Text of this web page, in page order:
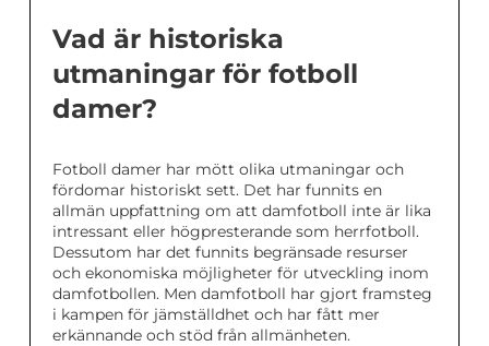
Vad är historiska
utmaningar för fotboll
damer?
Fotboll damer har mött olika utmaningar och
fördomar historiskt sett. Det har funnits en
allmän uppfattning om att damfotboll inte är lika
intressant eller högpresterande som herrfotboll.
Dessutom har det funnits begränsade resurser
och ekonomiska möjligheter för utveckling inom
damfotbollen. Men damfotboll har gjort framsteg
i kampen för jämställdhet och har fått mer
erkännande och stöd från allmänheten.